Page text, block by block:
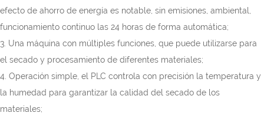
efecto de ahorro de energía es notable, sin emisiones, ambiental,
funcionamiento continuo las 24 horas de forma automática;
3. Una máquina con múltiples funciones, que puede utilizarse para
el secado y procesamiento de diferentes materiales;
4. Operación simple, el PLC controla con precisión la temperatura y
la humedad para garantizar la calidad del secado de los
materiales;